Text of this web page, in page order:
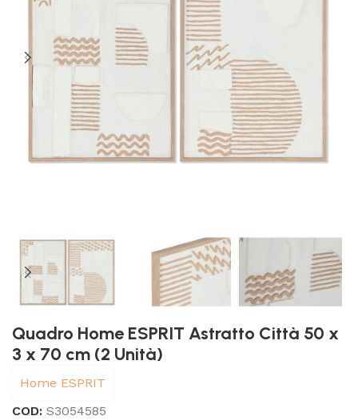
Quadro Home ESPRIT Astratto Città 50 x
3 x 70 cm (2 Unità)
Home ESPRIT
COD:S3054585